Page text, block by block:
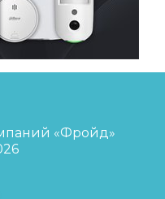
«Фройд»